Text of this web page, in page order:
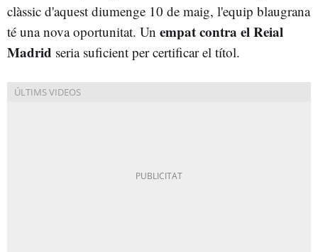
clàssic d'aquest diumenge 10 de maig, l'equip blaugrana
té una nova oportunitat. Un empat contra el Reial
Madrid seria suficient per certificar el títol.